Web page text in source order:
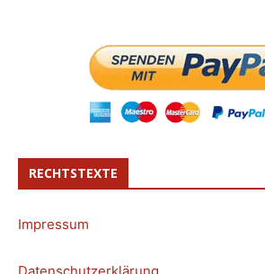
RECHTSTEXTE
Impressum